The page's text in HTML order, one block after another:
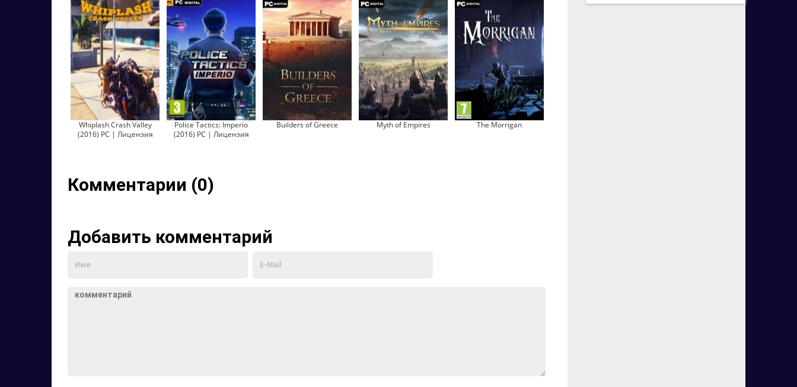
Whiplash Crash Valley
(2016) PC | Лицензия
Police Tactics: Imperio
(2016) PC | Лицензия
Builders of Greece Myth of Empires The Morrigan
Комментарии (0)
Добавить комментарий